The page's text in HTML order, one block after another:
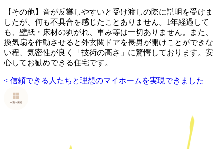
【その他】音が反響しやすいと受け渡しの際に説明を受けま
したが、何も不具合を感じたことありません。1年経過して
も、壁紙・床材の剥がれ、車み等は一切ありません。また、
換気扇を作動させると外玄関ドアを長男が開けことができな
い程、気密性が良く「技術の高さ」に驚愕しております。安
心してお勧めできる住宅です。
< 信頼できる人たちと理想のマイホームを実現できました